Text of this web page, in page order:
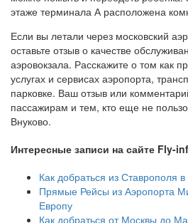
этаже терминала А расположена
Если вы летали через московский
оставьте отзыв о качестве
аэровокзала. Расскажите о том как
услугах и сервисах аэропорта,
парковке. Ваш отзыв или
пассажирам и тем, кто еще не
Внуково.
Интересные записи на сайте Fly-
Как добраться из Ставрополя
Прямые Рейсы из Аэропорта
Европу
Как добраться от Москвы до